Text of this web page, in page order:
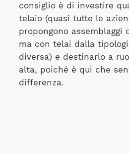
consiglio è di investire
telaio (quasi tutte le
propongono assemblaggi
ma con telai dalla
diversa) e destinarlo a
alta, poiché è qui che
differenza.